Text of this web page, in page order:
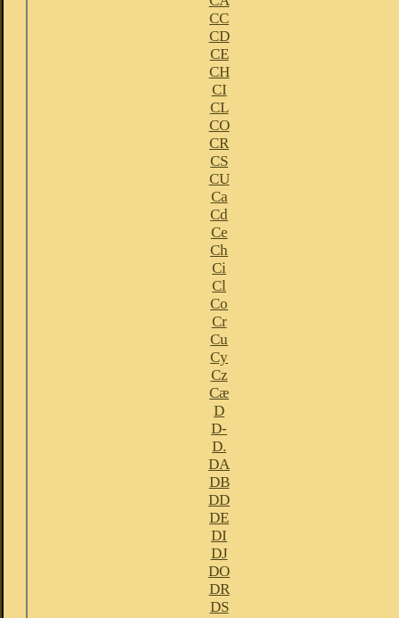
CC
CD
CE
CH
CI
CL
CO
CR
CS
CU
Ca
Cd
Ce
Ch
Ci
Cl
Co
Cr
Cu
Cy
Cz
Cæ
D
D-
D.
DA
DB
DD
DE
DI
DJ
DO
DR
DS